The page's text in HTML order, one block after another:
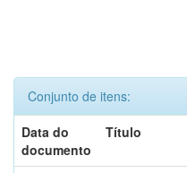
Conjunto de itens:
Data do
documento
Título